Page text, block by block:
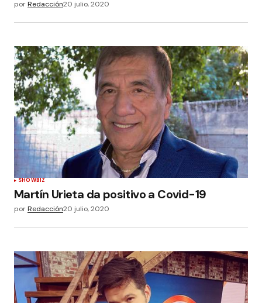
porRedacción20 julio, 2020
SHOWBIZ
Martín Urieta da positivo a Covid-19
porRedacción20 julio, 2020